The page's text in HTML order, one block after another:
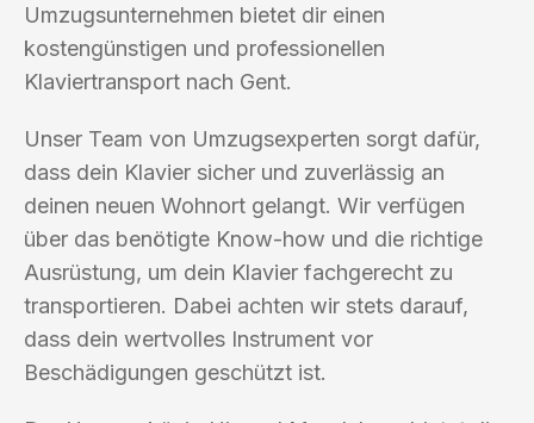
Umzugsunternehmen bietet dir einen
kostengünstigen und professionellen
Klaviertransport nach Gent.
Unser Team von Umzugsexperten sorgt dafür,
dass dein Klavier sicher und zuverlässig an
deinen neuen Wohnort gelangt. Wir verfügen
über das benötigte Know-how und die richtige
Ausrüstung, um dein Klavier fachgerecht zu
transportieren. Dabei achten wir stets darauf,
dass dein wertvolles Instrument vor
Beschädigungen geschützt ist.